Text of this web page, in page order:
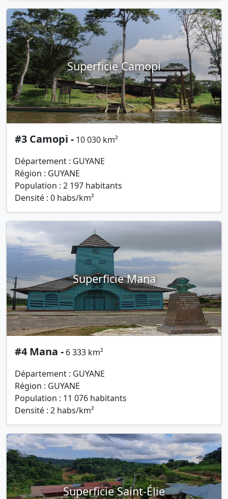
Superficie Camopi
#3 Camopi - 10 030 km²
Département : GUYANE
Région : GUYANE
Population : 2 197 habitants
Densité : 0 habs/km²
Superficie Mana
#4 Mana - 6 333 km²
Département : GUYANE
Région : GUYANE
Population : 11 076 habitants
Densité : 2 habs/km²
Superficie Saint-Élie